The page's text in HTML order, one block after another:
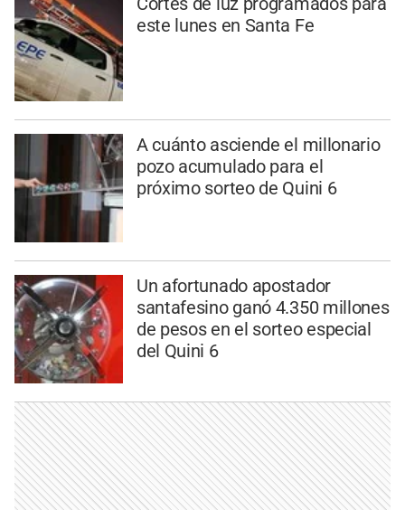
este lunes en Santa Fe
A cuánto asciende el millonario
pozo acumulado para el
próximo sorteo de Quini 6
Un afortunado apostador
santafesino ganó 4.350 millones
de pesos en el sorteo especial
del Quini 6